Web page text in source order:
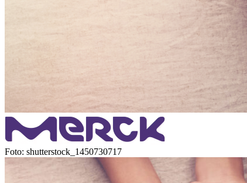
Foto: shutterstock_1450730717